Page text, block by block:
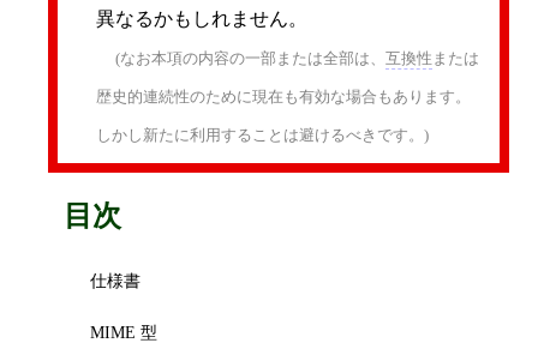
異なるかもしれません。
(なお本項の内容の一部または全部は、 互換性 または
歴史的連続性のために現在も有効な場合もあります。
しかし新たに利用することは避けるべきです。)
目次
仕様書
MIME 型